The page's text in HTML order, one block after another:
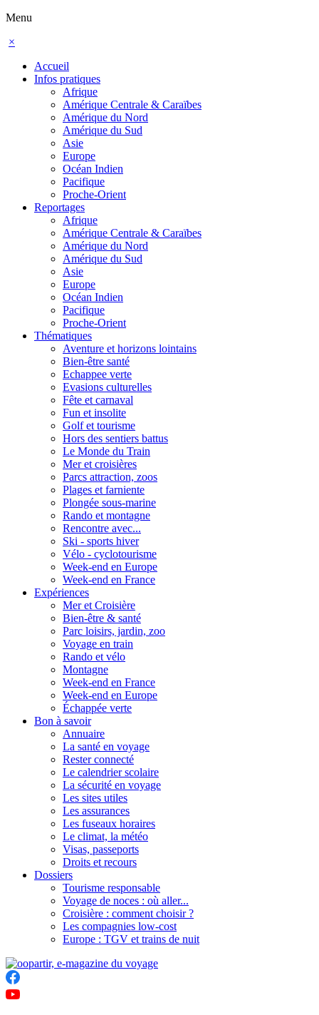
Menu
×
Accueil
Infos pratiques
Afrique
Amérique Centrale & Caraïbes
Amérique du Nord
Amérique du Sud
Asie
Europe
Océan Indien
Pacifique
Proche-Orient
Reportages
Afrique
Amérique Centrale & Caraïbes
Amérique du Nord
Amérique du Sud
Asie
Europe
Océan Indien
Pacifique
Proche-Orient
Thématiques
Aventure et horizons lointains
Bien-être santé
Echappee verte
Evasions culturelles
Fête et carnaval
Fun et insolite
Golf et tourisme
Hors des sentiers battus
Le Monde du Train
Mer et croisières
Parcs attraction, zoos
Plages et farniente
Plongée sous-marine
Rando et montagne
Rencontre avec...
Ski - sports hiver
Vélo - cyclotourisme
Week-end en Europe
Week-end en France
Expériences
Mer et Croisière
Bien-être & santé
Parc loisirs, jardin, zoo
Voyage en train
Rando et vélo
Montagne
Week-end en France
Week-end en Europe
Échappée verte
Bon à savoir
Annuaire
La santé en voyage
Rester connecté
Le calendrier scolaire
La sécurité en voyage
Les sites utiles
Les assurances
Les fuseaux horaires
Le climat, la météo
Visas, passeports
Droits et recours
Dossiers
Tourisme responsable
Voyage de noces : où aller...
Croisière : comment choisir ?
Les compagnies low-cost
Europe : TGV et trains de nuit